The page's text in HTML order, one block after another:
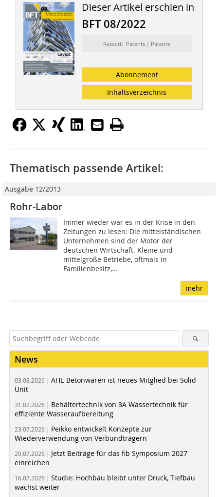
Dieser Artikel erschien in
BFT 08/2022
Ressort: Patents | Patente
Abonnement
Inhaltsverzeichnis
Thematisch passende Artikel:
Ausgabe 12/2013
Rohr-Labor
Immer wieder war es in der Krise in den
Zeitungen zu lesen: Die mittelständischen
Unternehmen sind der Motor der
deutschen Wirtschaft. Kleine und
mittelgroße Betriebe, oftmals in
Familienbesitz,...
mehr
News
03.08.2026 | AHE Betonwaren ist neues Mitglied bei Solid
Unit
31.07.2026 | Behältertechnik von 3A Wassertechnik für
effiziente Wasseraufbereitung
23.07.2026 | Peikko entwickelt Konzepte zur
Wiederverwendung von Verbundträgern
20.07.2026 | Jetzt Beiträge für das fib Symposium 2027
einreichen
16.07.2026 | Studie: Hochbau bleibt unter Druck, Tiefbau
wächst weiter